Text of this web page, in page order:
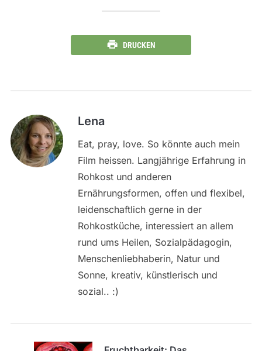
DRUCKEN
Lena
Eat, pray, love. So könnte auch mein
Film heissen. Langjährige Erfahrung in
Rohkost und anderen
Ernährungsformen, offen und flexibel,
leidenschaftlich gerne in der
Rohkostküche, interessiert an allem
rund ums Heilen, Sozialpädagogin,
Menschenliebhaberin, Natur und
Sonne, kreativ, künstlerisch und
sozial.. :)